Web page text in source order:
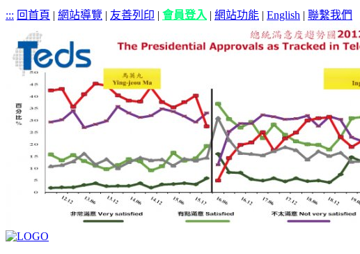
::: 回首頁 | 網站導覽 | 友善列印 | 會員登入 | 網站功能 | English | 聯繫我們